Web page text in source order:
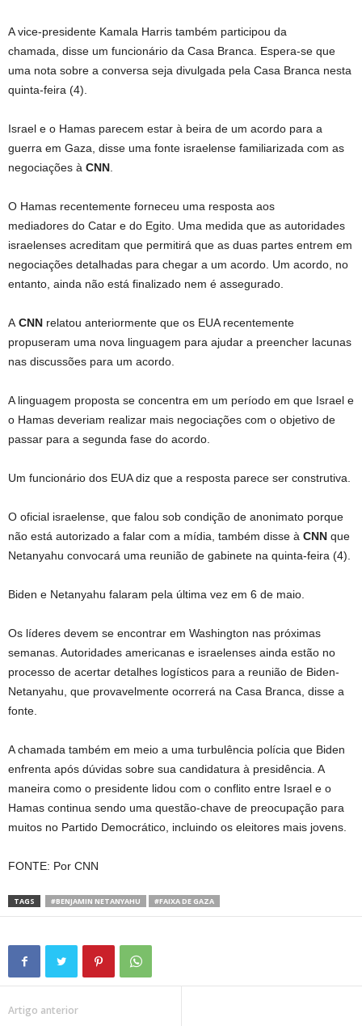
A vice-presidente Kamala Harris também participou da
chamada, disse um funcionário da Casa Branca. Espera-se que
uma nota sobre a conversa seja divulgada pela Casa Branca nesta
quinta-feira (4).
Israel e o Hamas parecem estar à beira de um acordo para a
guerra em Gaza, disse uma fonte israelense familiarizada com as
negociações à CNN
O Hamas recentemente forneceu uma resposta aos
mediadores do Catar e do Egito. Uma medida que as autoridades
israelenses acreditam que permitirá que as duas partes entrem em
negociações detalhadas para chegar a um acordo. Um acordo, no
entanto, ainda não está finalizado nem é assegurado.
A CNN relatou anteriormente que os EUA recentemente
propuseram uma nova linguagem para ajudar a preencher lacunas
nas discussões para um acordo.
A linguagem proposta se concentra em um período em que Israel e
o Hamas deveriam realizar mais negociações com o objetivo de
passar para a segunda fase do acordo.
Um funcionário dos EUA diz que a resposta parece ser construtiva.
O oficial israelense, que falou sob condição de anonimato porque
não está autorizado a falar com a mídia, também disse à CNN que
Netanyahu convocará uma reunião de gabinete na quinta-feira (4).
Biden e Netanyahu falaram pela última vez em 6 de maio.
Os líderes devem se encontrar em Washington nas próximas
semanas. Autoridades americanas e israelenses ainda estão no
processo de acertar detalhes logísticos para a reunião de Biden-
Netanyahu, que provavelmente ocorrerá na Casa Branca, disse a
fonte.
A chamada também em meio a uma turbulência polícia que Biden
enfrenta após dúvidas sobre sua candidatura à presidência. A
maneira como o presidente lidou com o conflito entre Israel e o
Hamas continua sendo uma questão-chave de preocupação para
muitos no Partido Democrático, incluindo os eleitores mais jovens.
FONTE: Por CNN
TAGS #BENJAMIN NETANYAHU #FAIXA DE GAZA
Artigo anterior